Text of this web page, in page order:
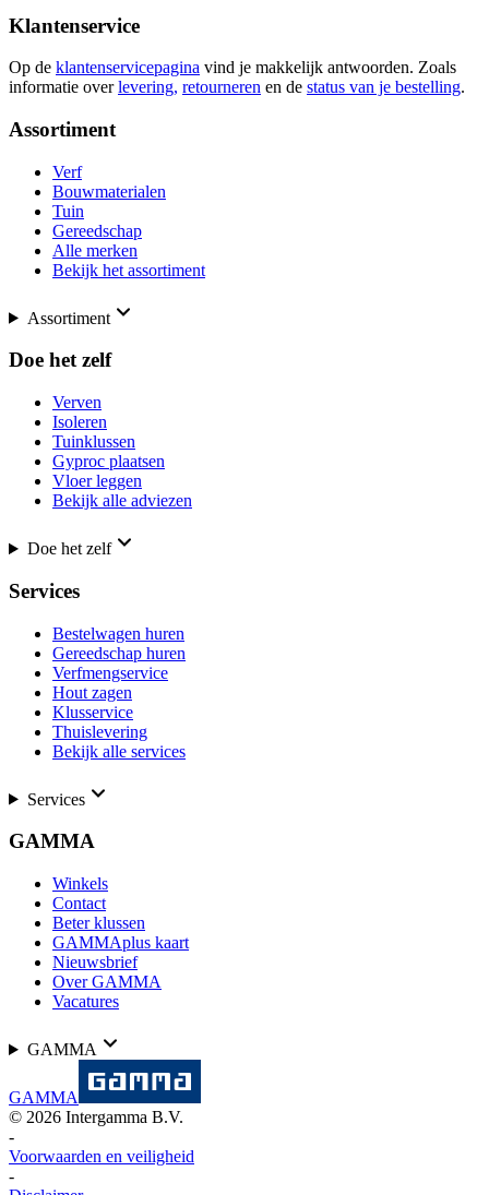
Klantenservice
Op de klantenservicepagina vind je makkelijk antwoorden. Zoals
informatie over levering, retourneren en de status van je bestelling.
Assortiment
Verf
Bouwmaterialen
Tuin
Gereedschap
Alle merken
Bekijk het assortiment
Assortiment
Doe het zelf
Verven
Isoleren
Tuinklussen
Gyproc plaatsen
Vloer leggen
Bekijk alle adviezen
Doe het zelf
Services
Bestelwagen huren
Gereedschap huren
Verfmengservice
Hout zagen
Klusservice
Thuislevering
Bekijk alle services
Services
GAMMA
Winkels
Contact
Beter klussen
GAMMAplus kaart
Nieuwsbrief
Over GAMMA
Vacatures
GAMMA
GAMMA
© 2026 Intergamma B.V.
-
Voorwaarden en veiligheid
-